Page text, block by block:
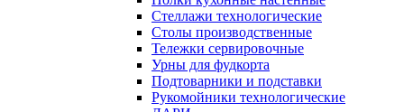
Стеллажи технологические
Столы производственные
Тележки сервировочные
Урны для фудкорта
Подтоварники и подставки
Рукомойники технологические